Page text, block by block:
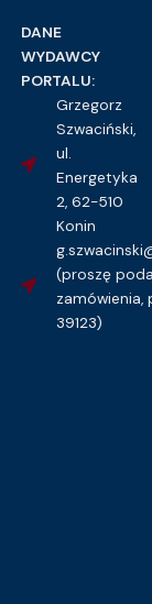
DANE
WYDAWCY
PORTALU:
Grzegorz
Szwaciński,
ul.
Energetyka
2, 62-510
Konin
(proszę
zamówienia,
39123)